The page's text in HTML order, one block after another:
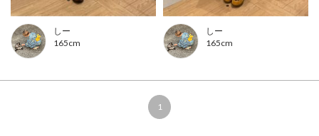
しー
165cm
しー
165cm
1